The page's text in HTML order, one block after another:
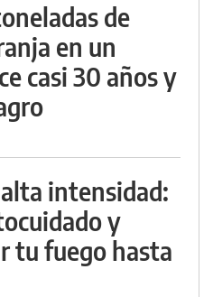
de
en un
casi 30 años y
intensidad:
y
tu fuego hasta